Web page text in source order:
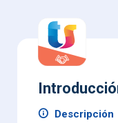
Descripción